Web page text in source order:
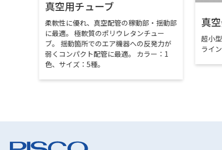
真空用チューブ
柔軟性に優れ、真空配管の稼動部・揺動部
に最適。 極軟質のポリウレタンチュー
ブ。 揺動箇所でのエア機器への反発力が
弱くコンパクト配管に最適。 カラー：1
色、サイズ：5種。
真
超小
ライ